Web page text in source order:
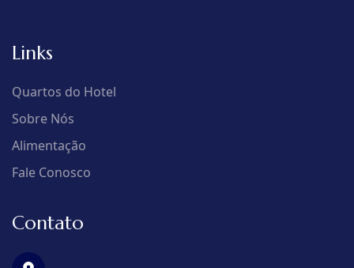
Links
Quartos do Hotel
Sobre Nós
Alimentação
Fale Conosco
Contato